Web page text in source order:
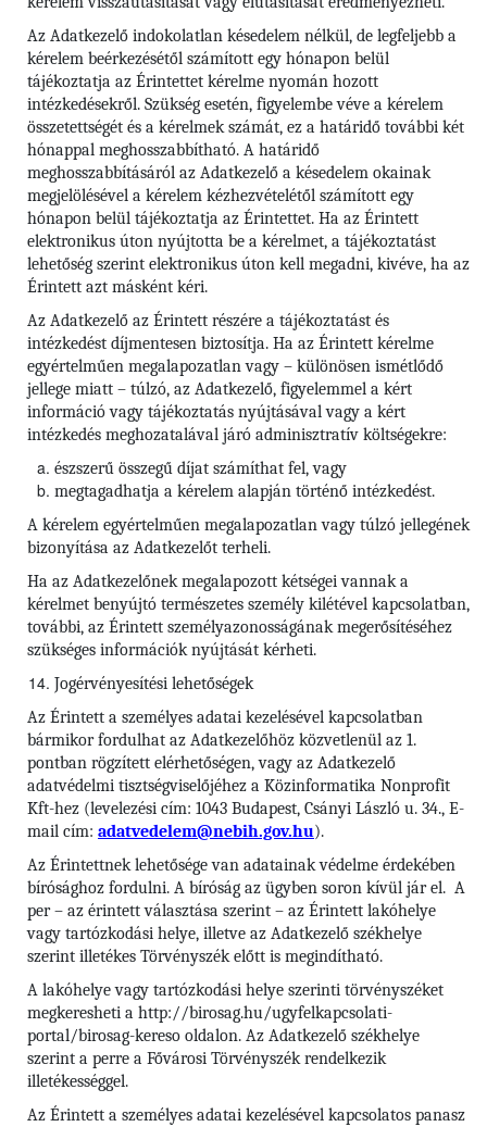
Az Adatkezelő indokolatlan késedelem nélkül, de legfeljebb a
kérelem beérkezésétől számított egy hónapon belül
tájékoztatja az Érintettet kérelme nyomán hozott
intézkedésekről. Szükség esetén, figyelembe véve a kérelem
összetettségét és a kérelmek számát, ez a határidő további két
hónappal meghosszabbítható. A határidő
meghosszabbításáról az Adatkezelő a késedelem okainak
megjelölésével a kérelem kézhezvételétől számított egy
hónapon belül tájékoztatja az Érintettet. Ha az Érintett
elektronikus úton nyújtotta be a kérelmet, a tájékoztatást
lehetőség szerint elektronikus úton kell megadni, kivéve, ha az
Érintett azt másként kéri.
Az Adatkezelő az Érintett részére a tájékoztatást és
intézkedést díjmentesen biztosítja. Ha az Érintett kérelme
egyértelműen megalapozatlan vagy – különösen ismétlődő
jellege miatt – túlzó, az Adatkezelő, figyelemmel a kért
információ vagy tájékoztatás nyújtásával vagy a kért
intézkedés meghozatalával járó adminisztratív költségekre:
észszerű összegű díjat számíthat fel, vagy
megtagadhatja a kérelem alapján történő intézkedést.
A kérelem egyértelműen megalapozatlan vagy túlzó jellegének
bizonyítása az Adatkezelőt terheli.
Ha az Adatkezelőnek megalapozott kétségei vannak a
kérelmet benyújtó természetes személy kilétével kapcsolatban,
további, az Érintett személyazonosságának megerősítéséhez
szükséges információk nyújtását kérheti.
Jogérvényesítési lehetőségek
Az Érintett a személyes adatai kezelésével kapcsolatban
bármikor fordulhat az Adatkezelőhöz közvetlenül az 1.
pontban rögzített elérhetőségen, vagy az Adatkezelő
adatvédelmi tisztségviselőjéhez a Közinformatika Nonprofit
Kft-hez (levelezési cím: 1043 Budapest, Csányi László u. 34., E-
mail cím: adatvedelem@nebih.gov.hu).
Az Érintettnek lehetősége van adatainak védelme érdekében
bírósághoz fordulni. A bíróság az ügyben soron kívül jár el. A
per – az érintett választása szerint – az Érintett lakóhelye
vagy tartózkodási helye, illetve az Adatkezelő székhelye
szerint illetékes Törvényszék előtt is megindítható.
A lakóhelye vagy tartózkodási helye szerinti törvényszéket
megkeresheti a http://birosag.hu/ugyfelkapcsolati-
portal/birosag-kereso oldalon. Az Adatkezelő székhelye
szerint a perre a Fővárosi Törvényszék rendelkezik
illetékességgel.
Az Érintett a személyes adatai kezelésével kapcsolatos panasz